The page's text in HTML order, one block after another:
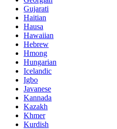
Gujarati
Haitian
Hausa
Hawaiian
Hebrew
Hmong
Hungarian
Icelandic
Igbo
Javanese
Kannada
Kazakh
Khmer
Kurdish